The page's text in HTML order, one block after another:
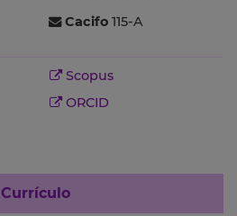
Cacifo 115-A
Scopus
ORCID
Currículo